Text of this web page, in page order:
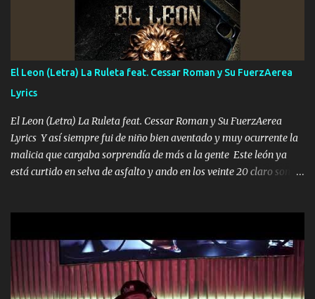
Música Si es que salta algún problema de confianza tengo gente
ahí está el Hombre Cuarenta y también Pariente 7 arreglan
cualquier problema no más es cuestión que ordené NOS HACE
FALTA UN HERMANO DE CLAVE ERA EL 24 SIEMPRE FUE UN
HOMBRE VALIENTE POR ALGO M'URIÓ PELEAND0 SIEMPRE
VIO POR LA FAMILIA PARA QUE SIGA EL LEGADO Es el DOS de
los HERMANOS un cerebro inteligente y com...
El Leon (Letra) La Ruleta feat. Cessar Roman y Su FuerzAerea
Lyrics
El Leon (Letra) La Ruleta feat. Cessar Roman y Su FuerzAerea
Lyrics Y así siempre fui de niño bien aventado y muy ocurrente la
malicia que cargaba sorprendía de más a la gente Este león ya
está curtido en selva de asfalto y ando en los veinte 20 claro son
pa más pues hay charola les voy a dar hasta topar pues no hay de
otra Música Surcando bien mi camino voy por mi línea no veo a
los lados aquel que no corre vuela no se me duerm voy chicoteado
Ya pasé varias hazañas ya tienen rato que me agarran el colmillo